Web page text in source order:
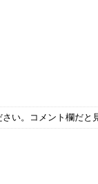
い。コメント欄だと